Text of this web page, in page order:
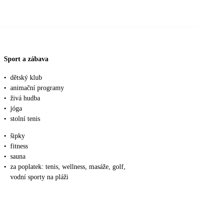
Sport a zábava
• dětský klub
• animační programy
• živá hudba
• jóga
• stolní tenis
• šipky
• fitness
• sauna
• za poplatek: tenis, wellness, masáže, golf,
vodní sporty na pláži